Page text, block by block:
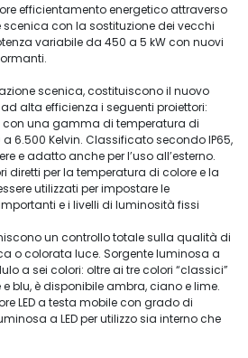
efficientamento energetico attraverso
con la sostituzione dei vecchi
variabile da 450 a 5 kW con nuovi
scenica, costituiscono il nuovo
alta efficienza i seguenti proiettori:
con una gamma di temperatura di
6.500 Kelvin. Classificato secondo IP65,
e adatto anche per l’uso all’esterno.
diretti per la temperatura di colore e la
utilizzati per impostare le
e i livelli di luminosità fissi
un controllo totale sulla qualità di
o colorata luce. Sorgente luminosa a
a sei colori: oltre ai tre colori “classici”
blu, è disponibile ambra, ciano e lime.
LED a testa mobile con grado di
a LED per utilizzo sia interno che